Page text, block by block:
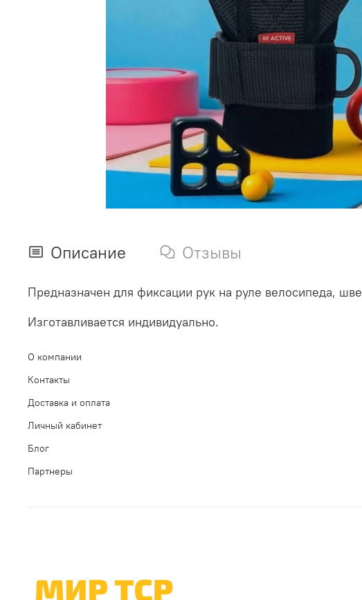
Описание Отзывы
Предназначен для фиксации рук на руле велосипеда,
Изготавливается индивидуально.
О компании
Контакты
Доставка и оплата
Личный кабинет
Блог
Партнеры